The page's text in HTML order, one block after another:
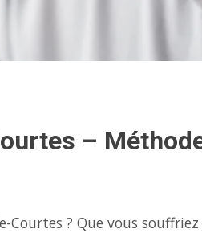
–
Courtes ? Que vous